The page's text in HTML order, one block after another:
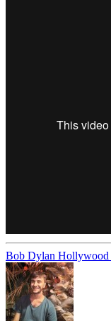
Bob Dylan Hollywood